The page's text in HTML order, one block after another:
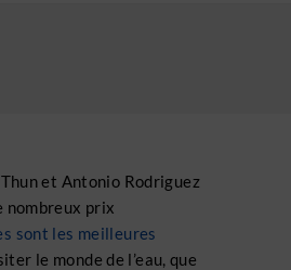
et Antonio Rodriguez
nombreux prix
sont les meilleures
le monde de l’eau, que